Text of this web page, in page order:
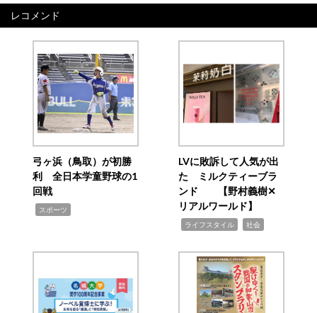
レコメンド
弓ヶ浜（鳥取）が初勝
利 全日本学童野球の1
回戦
スポーツ
LVに敗訴して人気が出
た ミルクティーブラ
ンド 【野村義樹✕
リアルワールド】
ライフスタイル 社会